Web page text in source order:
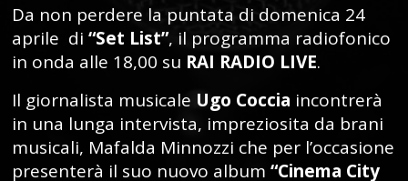
Da non perdere la puntata di domenica 24
aprile di “Set List”, il programma radiofonico
in onda alle 18,00 su RAI RADIO LIVE.
Il giornalista musicale Ugo Coccia incontrerà
in una lunga intervista, impreziosita da brani
musicali, Mafalda Minnozzi che per l’occasione
presenterà il suo nuovo album “Cinema City